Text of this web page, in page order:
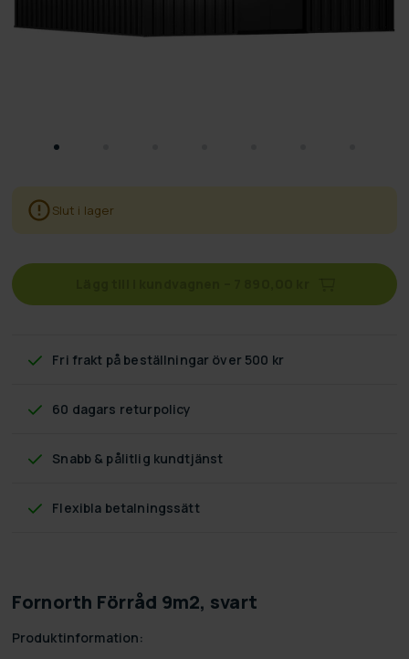
Slut i lager
Fri frakt på beställningar över 500 kr
60 dagars returpolicy
Snabb & pålitlig kundtjänst
Flexibla betalningssätt
Fornorth Förråd 9m2, svart
Produktinformation: